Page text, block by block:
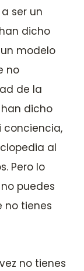
ser un
dicho
modelo
no
de la
dicho
conciencia,
al
Pero lo
puedes
no tienes
no tienes